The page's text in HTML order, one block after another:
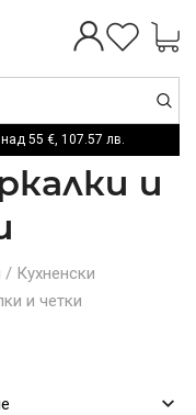
55 €, 107.57 лв.
и
/ Кухненски
и четки